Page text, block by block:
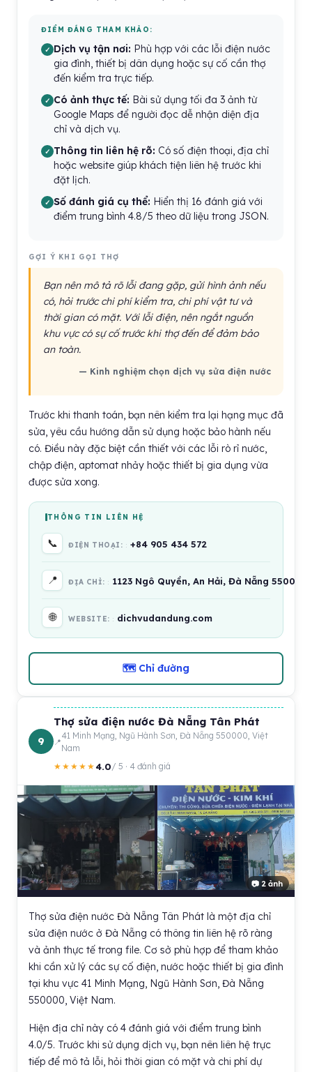
ĐIỂM ĐÁNG THAM KHẢO:
Dịch vụ tận nơi: Phù hợp với các lỗi điện nước
gia đình, thiết bị dân dụng hoặc sự cố cần thợ
đến kiểm tra trực tiếp.
Có ảnh thực tế: Bài sử dụng tối đa 3 ảnh từ
Google Maps để người đọc dễ nhận diện địa
chỉ và dịch vụ.
Thông tin liên hệ rõ: Có số điện thoại, địa chỉ
hoặc website giúp khách tiện liên hệ trước khi
đặt lịch.
Số đánh giá cụ thể: Hiển thị 16 đánh giá với
điểm trung bình 4.8/5 theo dữ liệu trong JSON.
GỢI Ý KHI GỌI THỢ
Bạn nên mô tả rõ lỗi đang gặp, gửi hình ảnh nếu
có, hỏi trước chi phí kiểm tra, chi phí vật tư và
thời gian có mặt. Với lỗi điện, nên ngắt nguồn
khu vực có sự cố trước khi thợ đến để đảm bảo
an toàn.
— Kinh nghiệm chọn dịch vụ sửa điện nước
Trước khi thanh toán, bạn nên kiểm tra lại hạng mục đã
sửa, yêu cầu hướng dẫn sử dụng hoặc bảo hành nếu
có. Điều này đặc biệt cần thiết với các lỗi rò rỉ nước,
chập điện, aptomat nhảy hoặc thiết bị gia dụng vừa
được sửa xong.
THÔNG TIN LIÊN HỆ
📞 ĐIỆN THOẠI: +84 905 434 572
📍 ĐỊA CHỈ: 1123 Ngô Quyền, An Hải, Đà Nẵng
🌐 WEBSITE: dichvudandung.com
🗺 Chỉ đường
9
Thợ sửa điện nước Đà Nẵng Tân Phát
41 Minh Mạng, Ngũ Hành Sơn, Đà Nẵng 550000, Việt
Nam
★★★★★4.0/ 5 · 4 đánh giá
📷 2 ảnh
Thợ sửa điện nước Đà Nẵng Tân Phát là một địa chỉ
sửa điện nước ở Đà Nẵng có thông tin liên hệ rõ ràng
và ảnh thực tế trong file. Cơ sở phù hợp để tham khảo
khi cần xử lý các sự cố điện, nước hoặc thiết bị gia đình
tại khu vực 41 Minh Mạng, Ngũ Hành Sơn, Đà Nẵng
550000, Việt Nam.
Hiện địa chỉ này có 4 đánh giá với điểm trung bình
4.0/5. Trước khi sử dụng dịch vụ, bạn nên liên hệ trực
tiếp để mô tả lỗi, hỏi thời gian có mặt và chi phí dự